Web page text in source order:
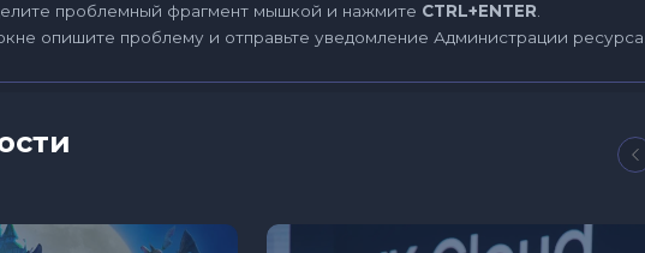
проблемный фрагмент мышкой и нажмите CTRL+ENTER
опишите проблему и отправьте уведомление Администрации ресурса.